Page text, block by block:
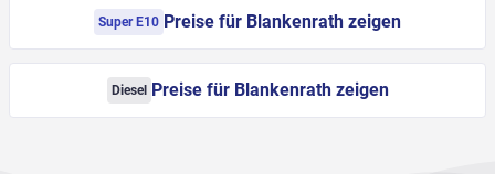
Super E10 Preise für Blankenrath zeigen
Diesel Preise für Blankenrath zeigen